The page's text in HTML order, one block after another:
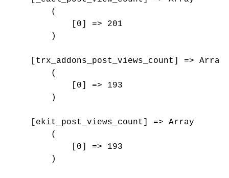
        (
            [0] => 201
        )
    [trx_addons_post_views_count] => Array
        (
            [0] => 193
        )
    [ekit_post_views_count] => Array
        (
            [0] => 193
        )